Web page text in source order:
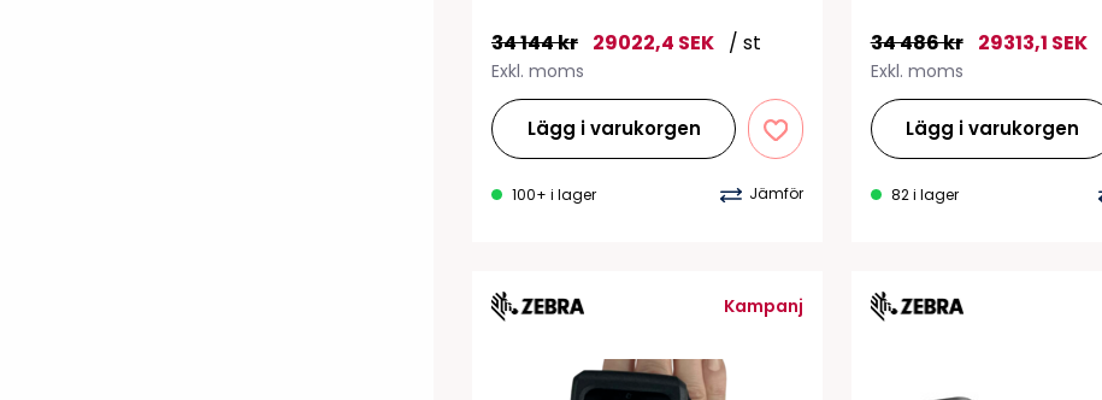
34 144 kr 29022,4 SEK / st
Exkl. moms
Lägg i varukorgen
100+ i lager Jämför
34 486 kr 29313,1 SEK
Exkl. moms
Lägg i varukorgen
82 i lager
Kampanj